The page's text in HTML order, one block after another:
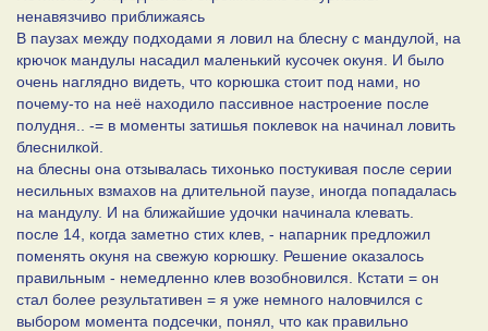
ненавязчиво приближаясь
В паузах между подходами я ловил на блесну с мандулой, на
крючок мандулы насадил маленький кусочек окуня. И было
очень наглядно видеть, что корюшка стоит под нами, но
почему-то на неё находило пассивное настроение после
полудня.. -= в моменты затишья поклевок на начинал ловить
блеснилкой.
на блесны она отзывалась тихонько постукивая после серии
несильных взмахов на длительной паузе, иногда попадалась
на мандулу. И на ближайшие удочки начинала клевать.
после 14, когда заметно стих клев, - напарник предложил
поменять окуня на свежую корюшку. Решение оказалось
правильным - немедленно клев возобновился. Кстати = он
стал более результативен = я уже немного наловчился с
выбором момента подсечки, понял, что как правильно